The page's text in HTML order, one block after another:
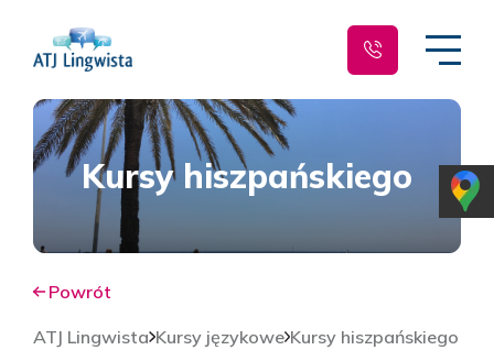
Kursy hiszpańskiego
Powrót
ATJ Lingwista Kursy językowe Kursy hiszpańskiego